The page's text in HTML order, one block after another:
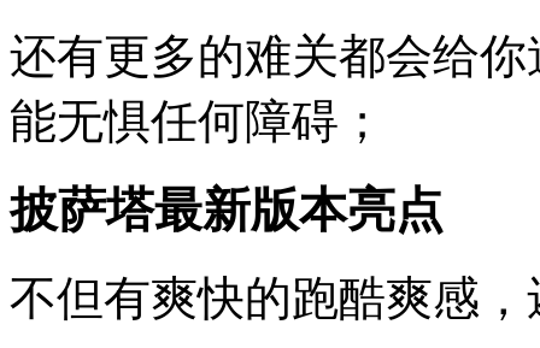
还有更多的难关都会给
能无惧任何障碍；
披萨塔最新版本亮点
不但有爽快的跑酷爽感